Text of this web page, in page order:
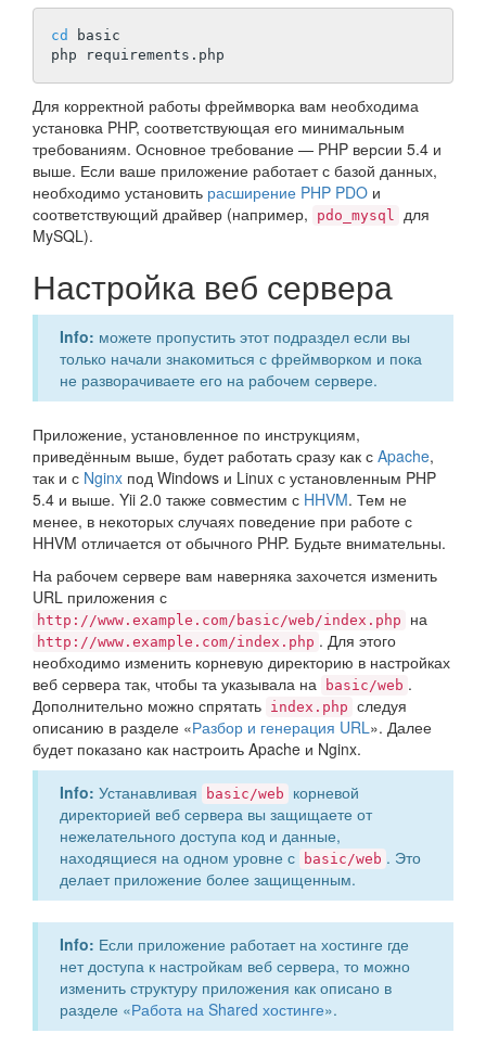
cd
basic
Для корректной работы фреймворка вам необходима
установка PHP, соответствующая его минимальным
требованиям. Основное требование — PHP версии 5.4 и
выше. Если ваше приложение работает с базой данных,
необходимо установить расширение PHP PDO и
соответствующий драйвер (например,
pdo_mysql для
MySQL).
Настройка веб сервера
Info: можете пропустить этот подраздел если вы
только начали знакомиться с фреймворком и пока
не разворачиваете его на рабочем сервере.
Приложение, установленное по инструкциям,
приведённым выше, будет работать сразу как с Apache,
так и с Nginx под Windows и Linux с установленным PHP
5.4 и выше. Yii 2.0 также совместим с HHVM. Тем не
менее, в некоторых случаях поведение при работе с
HHVM отличается от обычного PHP. Будьте внимательны.
На рабочем сервере вам наверняка захочется изменить
URL приложения с
http://www.example.com/basic/web/index.php на
http://www.example.com/index.php . Для этого
необходимо изменить корневую директорию в настройках
веб сервера так, чтобы та указывала на
basic/web .
Дополнительно можно спрятать index.php следуя
описанию в разделе «Разбор и генерация URL». Далее
будет показано как настроить Apache и Nginx.
Info: Устанавливая basic/web
корневой
директорией веб сервера вы защищаете от
нежелательного доступа код и данные,
находящиеся на одном уровне с
basic/web . Это
делает приложение более защищенным.
Info: Если приложение работает на хостинге где
нет доступа к настройкам веб сервера, то можно
изменить структуру приложения как описано в
разделе «Работа на Shared хостинге».